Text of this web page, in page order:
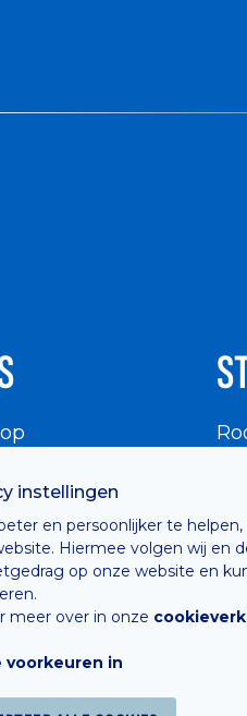
instellingen
en persoonlijker te
Hiermee volgen wij en
op onze website en
meer over in onze
voorkeuren in
Kids Club